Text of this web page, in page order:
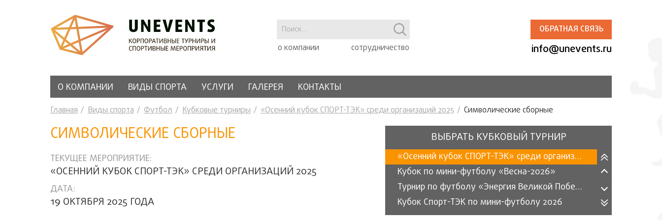
о компании сотрудничество
ОБРАТНАЯ СВЯЗЬ
info@unevents.ru
О КОМПАНИИ ВИДЫ СПОРТА УСЛУГИ ГАЛЕРЕЯ КОНТАКТЫ
Главная Виды спорта Футбол Кубковые турниры «Осенний кубок СПОРТ-ТЭК» среди организаций 2025 Символические сборные
СИМВОЛИЧЕСКИЕ СБОРНЫЕ
ТЕКУЩЕЕ МЕРОПРИЯТИЕ:
«ОСЕННИЙ КУБОК СПОРТ-ТЭК» СРЕДИ ОРГАНИЗАЦИЙ 2025
ДАТА:
19 ОКТЯБРЯ 2025 ГОДА
ВЫБРАТЬ КУБКОВЫЙ ТУРНИР
«Осенний кубок СПОРТ-ТЭК» среди организаций 2025
Кубок по мини-футболу «Весна-2026»
Турнир по футболу «Энергия Великой Победы» 2026
Кубок Спорт-ТЭК по мини-футболу 2026